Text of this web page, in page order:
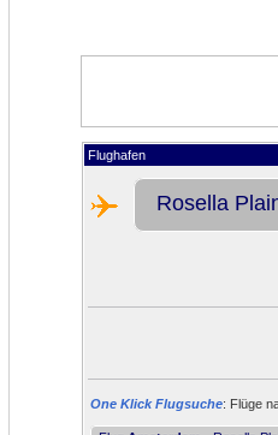
Flughafen
Rosella
One Klick Flugsuche: Flüge